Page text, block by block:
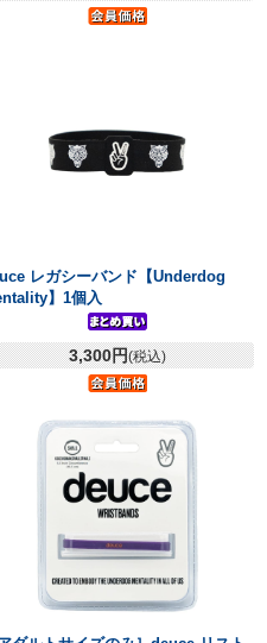
レガシーバンド【Underdog
】1個入
3,300円(税込)